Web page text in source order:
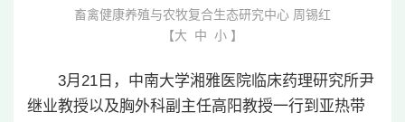
畜禽健康养殖与农牧复合生态研究中心 周锡红
【大 中 小 】
3月21日，中南大学湘雅医院临床药理研究所尹
继业教授以及胸外科副主任高阳教授一行到亚热带